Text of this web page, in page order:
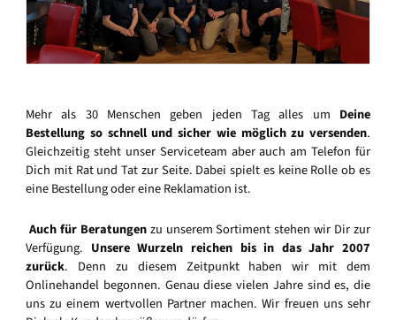
Mehr als 30 Menschen geben jeden Tag alles um Deine
Bestellung so schnell und sicher wie möglich zu versenden.
Gleichzeitig steht unser Serviceteam aber auch am Telefon für
Dich mit Rat und Tat zur Seite. Dabei spielt es keine Rolle ob es
eine Bestellung oder eine Reklamation ist.
Auch für Beratungenzu unserem Sortiment stehen wir Dir zur
Verfügung. Unsere Wurzeln reichen bis in das Jahr 2007
zurück. Denn zu diesem Zeitpunkt haben wir mit dem
Onlinehandel begonnen. Genau diese vielen Jahre sind es, die
uns zu einem wertvollen Partner machen. Wir freuen uns sehr